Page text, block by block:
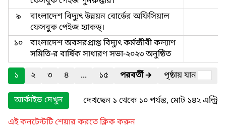
৯
বাংলাদেশ বিদ্যুৎ উন্নয়ন বোর্ডের অফিসিয়াল
ফেসবুক পেইজ হ্যাকড্।
১০
বাংলাদেশ অবসরপ্রাপ্ত বিদ্যুৎ কর্মজীবী কল্যাণ
সমিতি-র বার্ষিক সাধারণ সভা-২০২৩ অনুষ্ঠিত
১
২ ৩ ৪ ... ১৫ পরবর্তী🡲 পৃষ্ঠায় যান
আর্কাইভ দেখুন
দেখছেন ১ থেকে ১০ পর্যন্ত, মোট ১৪২ এন্ট্রি
এই কনটেন্টটি শেয়ার করতে ক্লিক করুন